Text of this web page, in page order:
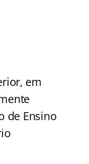
em
de Ensino